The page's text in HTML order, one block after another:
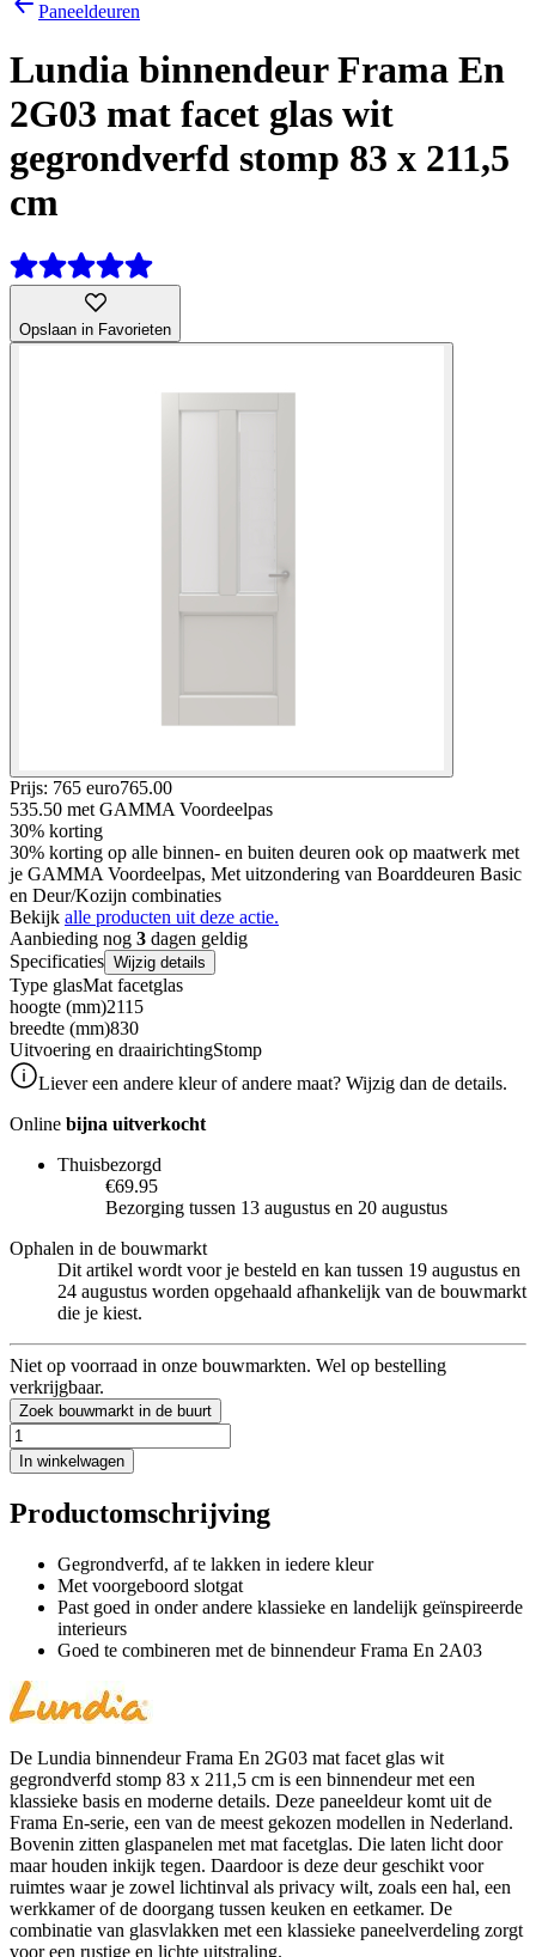
Paneeldeuren
Lundia binnendeur Frama En
2G03 mat facet glas wit
gegrondverfd stomp 83 x 211,5
cm
Opslaan in Favorieten
Prijs: 765 euro765.00
535.50 met GAMMA Voordeelpas
30% korting
30% korting op alle binnen- en buiten deuren ook op maatwerk met
je GAMMA Voordeelpas, Met uitzondering van Boarddeuren Basic
en Deur/Kozijn combinaties
Bekijk alle producten uit deze actie.
Aanbieding nog 3 dagen geldig
Specificaties Wijzig details
Type glasMat facetglas
hoogte (mm)2115
breedte (mm)830
Uitvoering en draairichtingStomp
Liever een andere kleur of andere maat? Wijzig dan de details.
Online bijna uitverkocht
Thuisbezorgd
€69.95
Bezorging tussen 13 augustus en 20 augustus
Ophalen in de bouwmarkt
Dit artikel wordt voor je besteld en kan tussen 19 augustus en
24 augustus worden opgehaald afhankelijk van de bouwmarkt
die je kiest.
Niet op voorraad in onze bouwmarkten. Wel op bestelling
verkrijgbaar.
Zoek bouwmarkt in de buurt
In winkelwagen
Productomschrijving
Gegrondverfd, af te lakken in iedere kleur
Met voorgeboord slotgat
Past goed in onder andere klassieke en landelijk geïnspireerde
interieurs
Goed te combineren met de binnendeur Frama En 2A03
De Lundia binnendeur Frama En 2G03 mat facet glas wit
gegrondverfd stomp 83 x 211,5 cm is een binnendeur met een
klassieke basis en moderne details. Deze paneeldeur komt uit de
Frama En-serie, een van de meest gekozen modellen in Nederland.
Bovenin zitten glaspanelen met mat facetglas. Die laten licht door
maar houden inkijk tegen. Daardoor is deze deur geschikt voor
ruimtes waar je zowel lichtinval als privacy wilt, zoals een hal, een
werkkamer of de doorgang tussen keuken en eetkamer. De
combinatie van glasvlakken met een klassieke paneelverdeling zorgt
voor een rustige en lichte uitstraling.